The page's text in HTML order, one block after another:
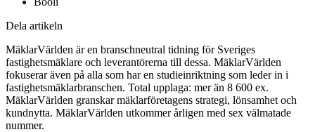
Dela artikeln
MäklarVärlden är en branschneutral tidning för Sveriges
fastighetsmäklare och leverantörerna till dessa. MäklarVärlden
fokuserar även på alla som har en studieinriktning som leder in i
fastighetsmäklarbranschen. Total upplaga: mer än 8 600 ex.
MäklarVärlden granskar mäklarföretagens strategi, lönsamhet och
kundnytta. MäklarVärlden utkommer årligen med sex välmatade
nummer.